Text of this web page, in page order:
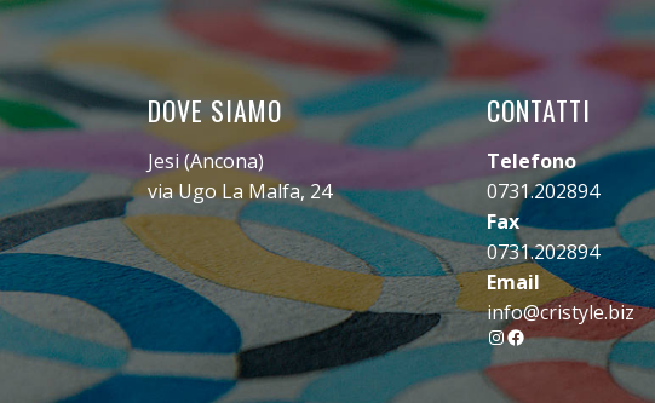
DOVE SIAMO
Jesi (Ancona)
via Ugo La Malfa, 24
CONTATTI
Telefono
0731.202894
Fax
0731.202894
Email
info@cristyle.biz
Instagram
Facebook